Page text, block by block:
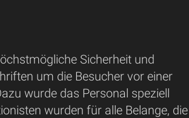
Sicherheit und
um die Besucher vor einer
wurde das Personal speziell
wurden für alle Belange, die